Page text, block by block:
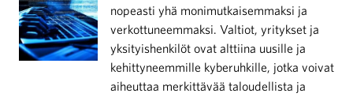
nopeasti yhä monimutkaisemmaksi ja
verkottuneemmaksi. Valtiot, yritykset ja
yksityishenkilöt ovat alttiina uusille ja
kehittyneemmille kyberuhkille, jotka voivat
aiheuttaa merkittävää taloudellista ja